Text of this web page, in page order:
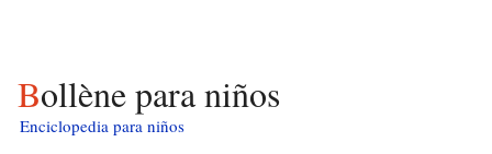
Bollène para niños
Enciclopedia para niños